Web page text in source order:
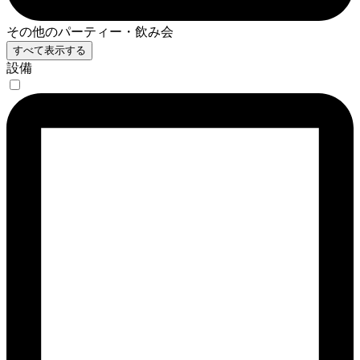
その他のパーティー・飲み会
すべて表示する
設備